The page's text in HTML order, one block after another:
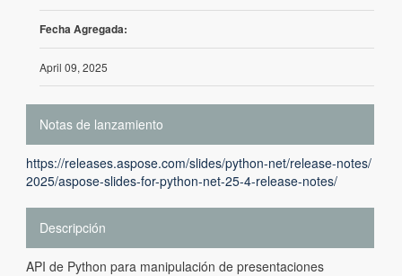
Fecha Agregada:
April 09, 2025
Notas de lanzamiento
https://releases.aspose.com/slides/python-net/release-notes/
2025/aspose-slides-for-python-net-25-4-release-notes/
Descripción
API de Python para manipulación de presentaciones